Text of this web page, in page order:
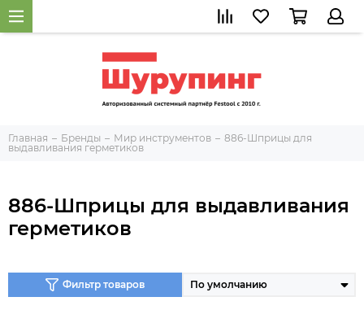
Главная Бренды Мир инструментов
886-Шприцы для
выдавливания герметиков
886-Шприцы для выдавливания
герметиков
Фильтр товаров